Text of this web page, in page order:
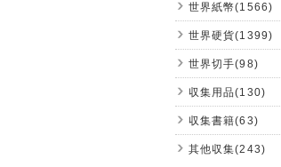
世界紙幣(1566)
世界硬貨(1399)
世界切手(98)
収集用品(130)
収集書籍(63)
其他収集(243)